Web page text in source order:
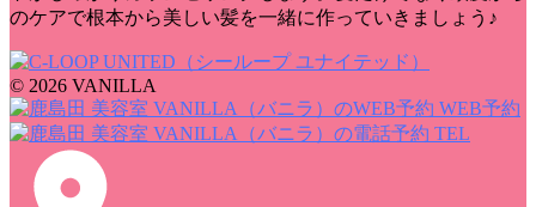
のケアで根本から美しい髪を一緒に作っていきましょう♪
© 2026 VANILLA
WEB予約
TEL